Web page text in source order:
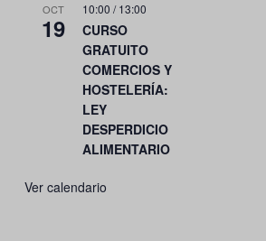
OCT
19
10:00 /13:00
CURSO
GRATUITO
COMERCIOS Y
HOSTELERÍA:
LEY
DESPERDICIO
ALIMENTARIO
Ver calendario